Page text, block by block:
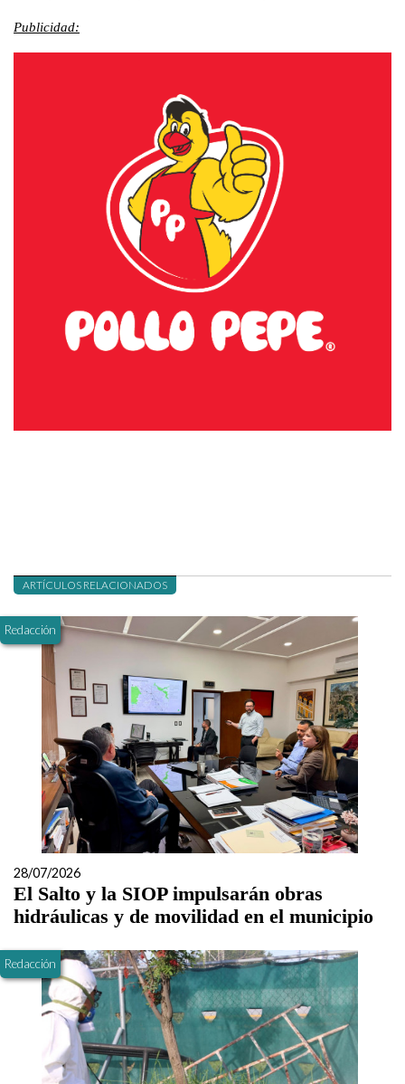
Publicidad:
ARTÍCULOS RELACIONADOS
Redacción
28/07/2026
El Salto y la SIOP impulsarán obras
hidráulicas y de movilidad en el municipio
Redacción